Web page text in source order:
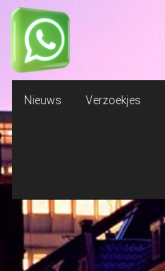
Nieuws Verzoekjes